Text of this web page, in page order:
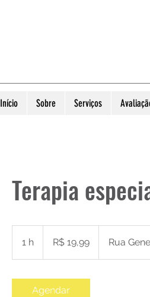
Início Sobre Serviços
Terapia
1 h
brasileiros
R$ 19,99 Rua
Agendar